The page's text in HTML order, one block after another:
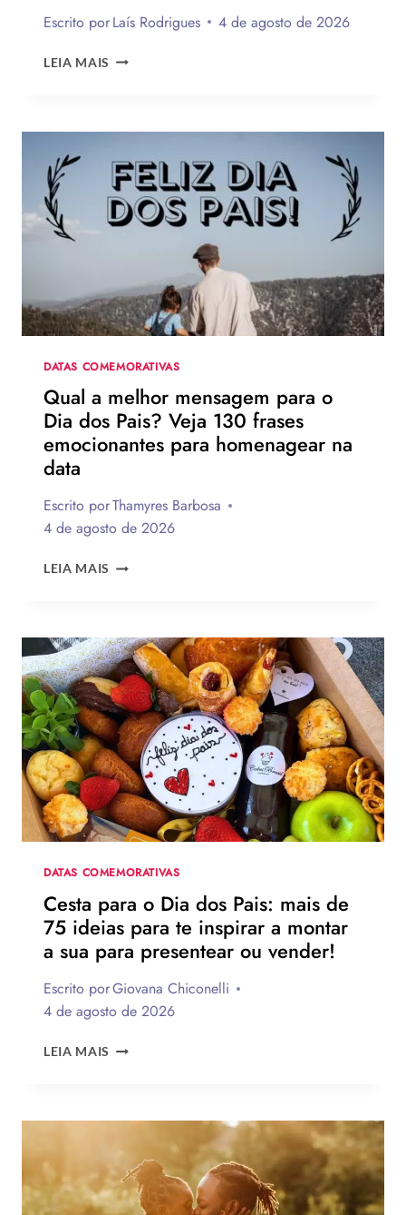
Escrito porLaís Rodrigues 4 de agosto de 2026
LEIA MAIS OS
ZENDAYA
TURNÊ
DE
DIVULGAÇÃO
DE
UM
NOVO
DIA
DATAS COMEMORATIVAS
Qual a melhor mensagem para o
Dia dos Pais? Veja 130 frases
emocionantes para homenagear na
data
Escrito porThamyres Barbosa
4 de agosto de 2026
LEIA MAIS QUAL
PARA
O
DIA
DOS
PAIS?
VEJA
130
FRASES
EMOCIONANTES
PARA
HOMENAGEAR
DATA
DATAS COMEMORATIVAS
Cesta para o Dia dos Pais: mais de
75 ideias para te inspirar a montar
a sua para presentear ou vender!
Escrito porGiovana Chiconelli
4 de agosto de 2026
LEIA MAIS CESTA
DOS
MAIS
DE
75